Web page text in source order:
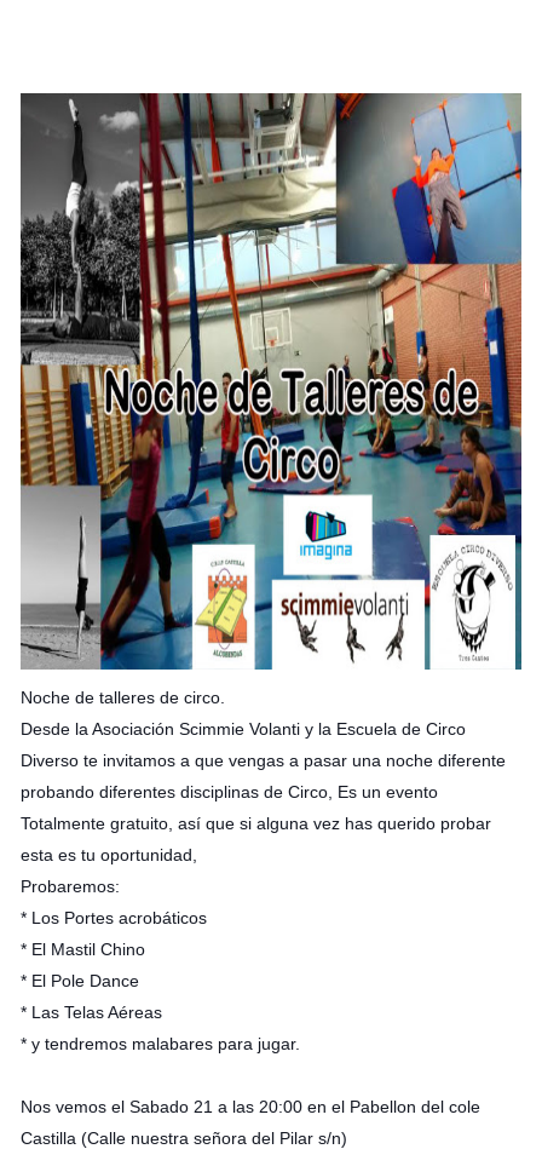
Noche de talleres de circo.
Desde la Asociación Scimmie Volanti y la Escuela de Circo
Diverso te invitamos a que vengas a pasar una noche diferente
probando diferentes disciplinas de Circo, Es un evento
Totalmente gratuito, así que si alguna vez has querido probar
esta es tu oportunidad,
Probaremos:
* Los Portes acrobáticos
* El Mastil Chino
* El Pole Dance
* Las Telas Aéreas
* y tendremos malabares para jugar.
Nos vemos el Sabado 21 a las 20:00 en el Pabellon del cole
Castilla (Calle nuestra señora del Pilar s/n)